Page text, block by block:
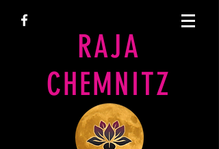
RAJA
CHEMNITZ